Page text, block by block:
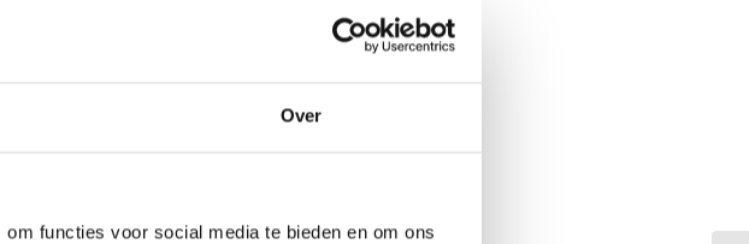
Over
functies voor social media te bieden en om ons
Act I (expected before Christmas)
Q3 2026) will deliver a
biotech ecosystem, including
The coming year offers a unique
During this time, hollandbio will
this potential translates into real